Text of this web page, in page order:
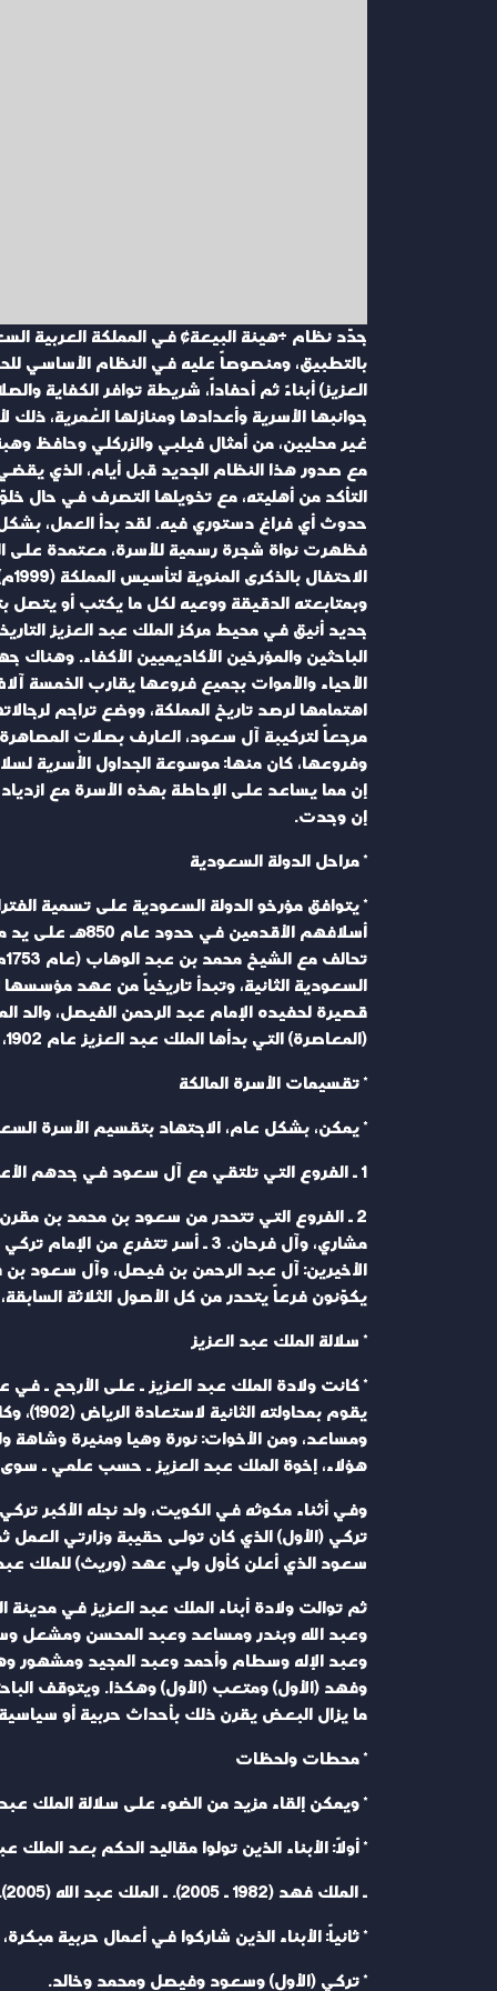
العزيز) أبناءً ثم أحفاداً، شريطة توافر الكفاية
جوانبها الأسرية وأعدادها ومنازلها العُمرية،
غير محليين، من أمثال فيلبي والزركلي وحافظ
مع صدور هذا النظام الجديد قبل أيام، الذي
التأكد من أهليته، مع تخويلها التصرف في حال
حدوث أي فراغ دستوري فيه. لقد بدأ العمل، بشكل
فظهرت نواة شجرة رسمية للأسرة، معتمدة على
وبمتابعته الدقيقة ووعيه لكل ما يكتب أو يتصل
جديد أنيق في محيط مركز الملك عبد العزيز
الباحثين والمؤرخين الأكاديميين الأكفاء.
الأحياء والأموات بجميع فروعها يقارب الخمسة
اهتمامها لرصد تاريخ المملكة، ووضع تراجم
مرجعاً لتركيبة آل سعود، العارف بصلات المصاهرة
وفروعها، كان منها: موسوعة الجداول الأُسرية
إن مما يساعد على الإحاطة بهذه الأسرة مع
إن وجدت.
* مراحل الدولة السعودية
(المعاصرة) التي بدأها الملك عبد العزيز عام 1902، وفيها تحوّل لقب الحاكم من إمام (أو سلطان) إلى ملك.
* تقسيمات الأسرة المالكة
* يمكن، بشكل عام، الاجتهاد بتقسيم الأسرة
1 ـ الفروع التي تلتقي مع آل سعود في جدهم الأعلى مقرن، ولكنهم ليسوا من أبناء (سعود بن محمد بن مقرن) الذي تتسمى الدولة باسمه.
2 ـ الفروع التي تتحدر من سعود بن محمد بن
مشاري، وآل فرحان. 3 ـ أسر
يكوّنون فرعاً يتحدر من كل الأصول الثلاثة
* سلالة الملك عبد العزيز
يقوم
ومساعد، ومن الأخوات: نورة وهيا ومنيرة
هؤلاء، إخوة الملك عبد العزيز ـ حسب علمي ـ
سعود الذي أعلن كأول ولي عهد (وريث) للملك عبد العزيز (1933) وتولى الحكم
ثم توالت ولادة أبناء الملك عبد العزيز في
وعبد الله وبندر ومساعد وعبد المحسن ومشعل
وعبد الإله وسطام وأحمد وعبد المجيد ومشهور
وفهد (الأول) ومتعب (الأول) وهكذا. ويتوقف
ما يزال البعض يقرن ذلك بأحداث حربية أو
* محطات ولحظات
* ويمكن إلقاء مزيد من الضوء على سلالة الملك عبد
* أولاً: الأبناء الذين تولوا مقاليد الحكم بعد الملك عبد العزيز، وهم: ـ الملك سعود (1953 ـ
ـ الملك فهد (1982 ـ 2005). ـ الملك عبد الله (2005).
* ثانياً: الأبناء الذين شاركوا في أعمال حربية
* تركي (الأول) وسعود وفيصل ومحمد وخالد.